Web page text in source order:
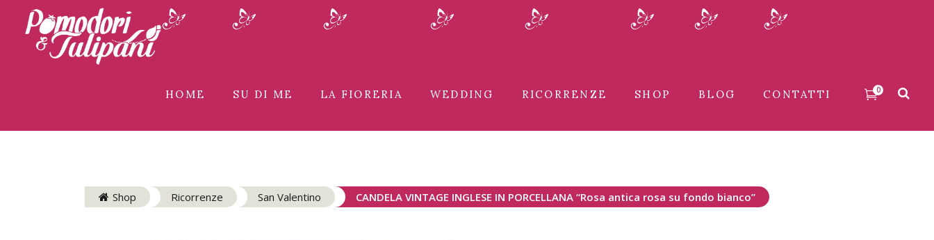
HOME SU DI ME LA FIORERIA WEDDING RICORRENZE SHOP BLOG CONTATTI 0
Shop Ricorrenze San Valentino CANDELA VINTAGE INGLESE IN PORCELLANA “Rosa antica rosa su fondo bianco”